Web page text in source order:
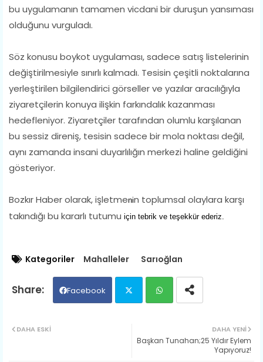
bu uygulamanın tamamen vicdani bir duruşun yansıması
olduğunu vurguladı.
Söz konusu boykot uygulaması, sadece satış listelerinin
değiştirilmesiyle sınırlı kalmadı. Tesisin çeşitli noktalarına
yerleştirilen bilgilendirici görseller ve yazılar aracılığıyla
ziyaretçilerin konuya ilişkin farkındalık kazanması
hedefleniyor. Ziyaretçiler tarafından olumlu karşılanan
bu sessiz direniş, tesisin sadece bir mola noktası değil,
aynı zamanda insani duyarlılığın merkezi haline geldiğini
gösteriyor.
Bozkır Haber olarak, işletmenin toplumsal olaylara karşı
takındığı bu kararlı tutumu için tebrik ve teşekkür ederiz.
Kategoriler Mahalleler Sarıoğlan
Facebook
ats
DAHA YENI
Başkan Tunahan;25 Yıldır Eylem
Yapıyoruz!
DAHA ESKI